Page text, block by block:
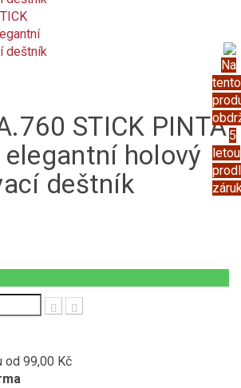
Na
tento
5
letou
STICK PINTA
elegantní holový
deštník
od 99,00 Kč